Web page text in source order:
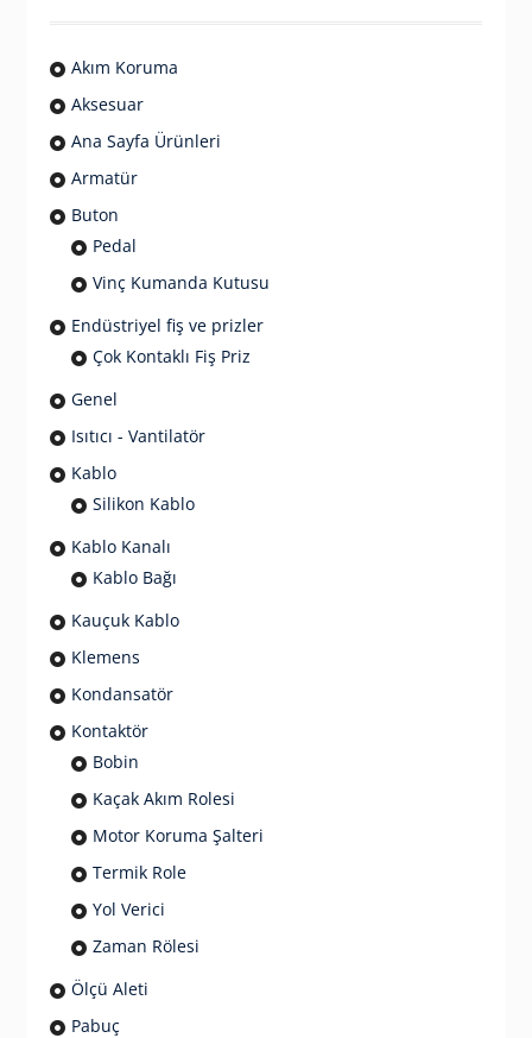
Akım Koruma
Aksesuar
Ana Sayfa Ürünleri
Armatür
Buton
Pedal
Vinç Kumanda Kutusu
Endüstriyel fiş ve prizler
Çok Kontaklı Fiş Priz
Genel
Isıtıcı - Vantilatör
Kablo
Silikon Kablo
Kablo Kanalı
Kablo Bağı
Kauçuk Kablo
Klemens
Kondansatör
Kontaktör
Bobin
Kaçak Akım Rolesi
Motor Koruma Şalteri
Termik Role
Yol Verici
Zaman Rölesi
Ölçü Aleti
Pabuç